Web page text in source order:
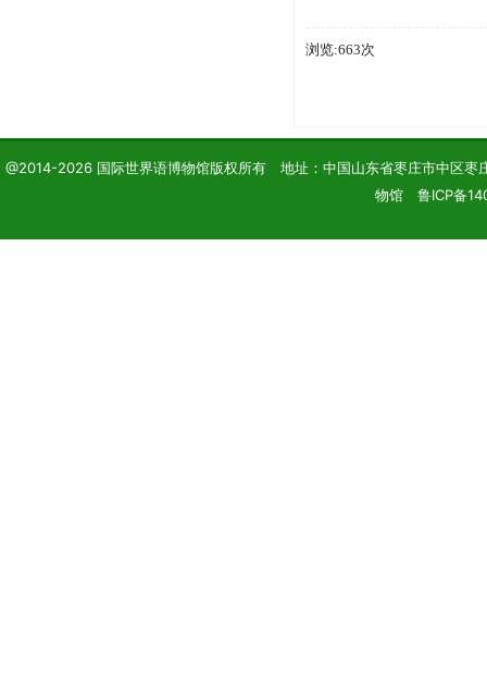
浏览:663次
@2014-2026 国际世界语博物馆版权所有 地址：中国山东省枣庄市中区
物馆 鲁ICP备